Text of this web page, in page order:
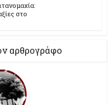
στο
αρθρογράφο